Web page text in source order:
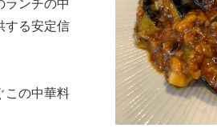
ランチの中
する安定信
この中華料